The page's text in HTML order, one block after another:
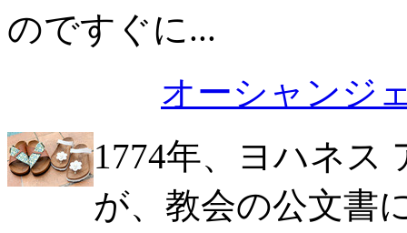
のですぐに...
オーシャンジ
1774年、ヨハネス
が、教会の公文書